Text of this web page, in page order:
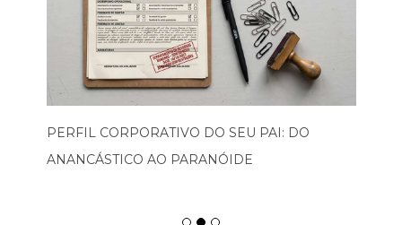
PERFIL CORPORATIVO DO SEU PAI: DO
ANANCÁSTICO AO PARANÓIDE